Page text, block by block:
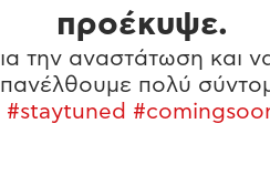
προέκυψε.
την αναστάτωση και να
πολύ
#staytuned